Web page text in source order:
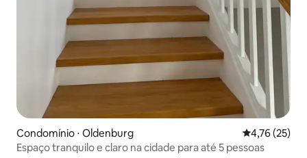
Condomínio ⋅ Oldenburg 4,76 de uma
4,76 (25)
Espaço tranquilo e claro na cidade para até 5 pessoas